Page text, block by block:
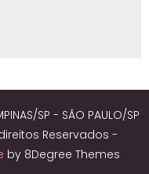
SP - SÃO PAULO/SP
Reservados -
by 8Degree Themes